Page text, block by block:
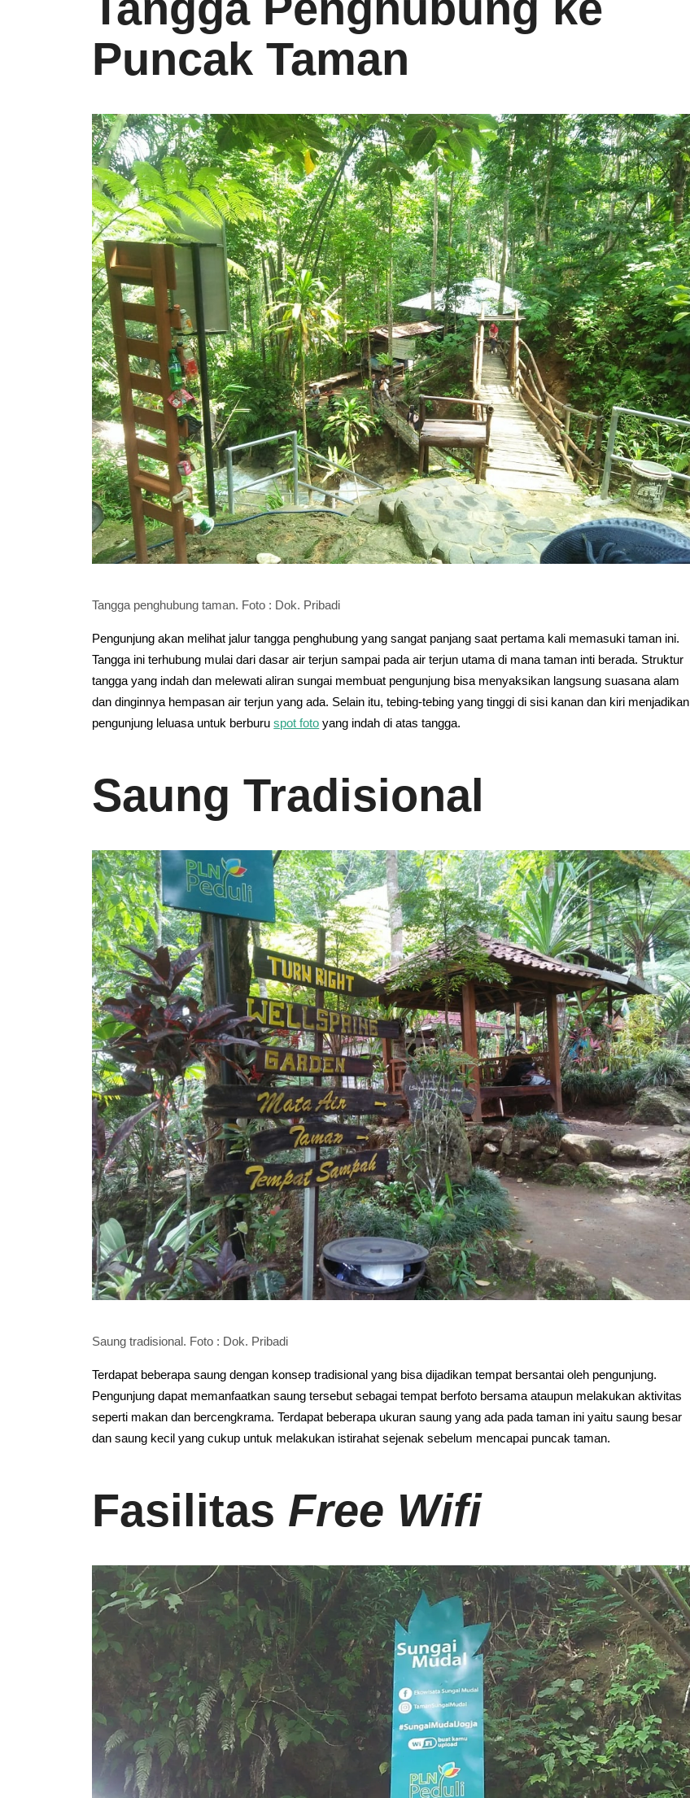
Puncak Taman
Tangga penghubung taman. Foto : Dok. Pribadi
Pengunjung akan melihat jalur tangga penghubung yang sangat panjang saat pertama kali memasuki taman ini.
Tangga ini terhubung mulai dari dasar air terjun sampai pada air terjun utama di mana taman inti berada. Struktur
tangga yang indah dan melewati aliran sungai membuat pengunjung bisa menyaksikan langsung suasana alam
dan dinginnya hempasan air terjun yang ada. Selain itu, tebing-tebing yang tinggi di sisi kanan dan kiri menjadikan
pengunjung leluasa untuk berburuspot foto yang indah di atas tangga.
Saung Tradisional
Saung tradisional. Foto : Dok. Pribadi
Terdapat beberapa saung dengan konsep tradisional yang bisa dijadikan tempat bersantai oleh pengunjung.
Pengunjung dapat memanfaatkan saung tersebut sebagai tempat berfoto bersama ataupun melakukan aktivitas
seperti makan dan bercengkrama. Terdapat beberapa ukuran saung yang ada pada taman ini yaitu saung besar
dan saung kecil yang cukup untuk melakukan istirahat sejenak sebelum mencapai puncak taman.
Fasilitas Free Wifi